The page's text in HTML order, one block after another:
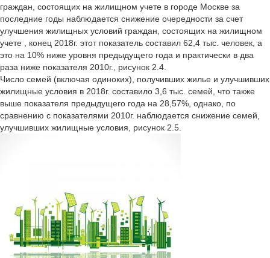
граждан, состоящих на жилищном учете в городе Москве за
последние годы наблюдается снижение очередности за счет
улучшения жилищных условий граждан, состоящих на жилищном
учете , конец 2018г. этот показатель составил 62,4 тыс. человек, а
это на 10% ниже уровня предыдущего года и практически в два
раза ниже показателя 2010г., рисунок 2.4.
Число семей (включая одиноких), получивших жилье и улучшивших
жилищные условия в 2018г. составило 3,6 тыс. семей, что также
выше показателя предыдущего года на 28,57%, однако, по
сравнению с показателями 2010г. наблюдается снижение семей,
улучшивших жилищные условия, рисунок 2.5.